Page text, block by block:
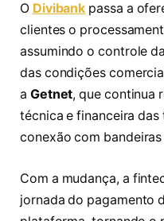
O Divibank passa a
clientes o
assumindo o controle
das condições
a Getnet, que continua
técnica e financeira
conexão com
Com a mudança, a
jornada do pagamento